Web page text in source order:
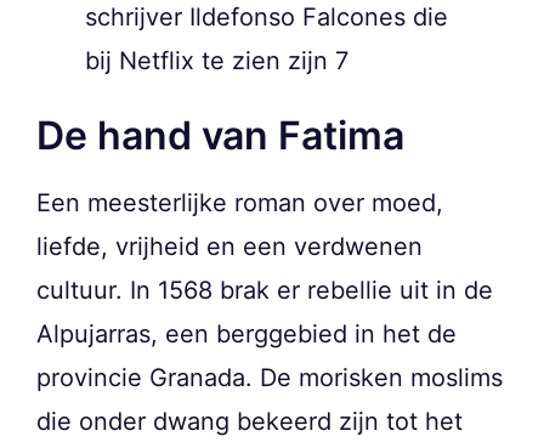
schrijver Ildefonso Falcones die
bij Netflix te zien zijn 7
De hand van Fatima
Een meesterlijke roman over moed,
liefde, vrijheid en een verdwenen
cultuur. In 1568 brak er rebellie uit in de
Alpujarras, een berggebied in het de
provincie Granada. De morisken moslims
die onder dwang bekeerd zijn tot het